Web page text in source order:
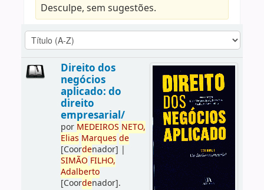
Desculpe, sem sugestões.
Direito dos
negócios
aplicado: do
direito
empresarial/
por MEDEIROS NETO,
Elias Marques de
[Coordenador] |
SIMÃO FILHO,
Adalberto
[Coordenador].